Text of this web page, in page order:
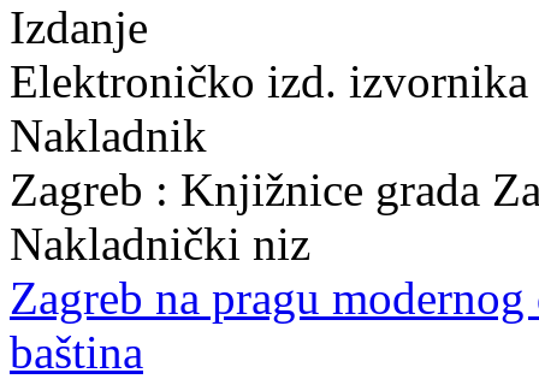
Izdanje
Elektroničko izd.
Nakladnik
Zagreb : Knjižnice grada
Nakladnički niz
Zagreb na pragu modernog
baština